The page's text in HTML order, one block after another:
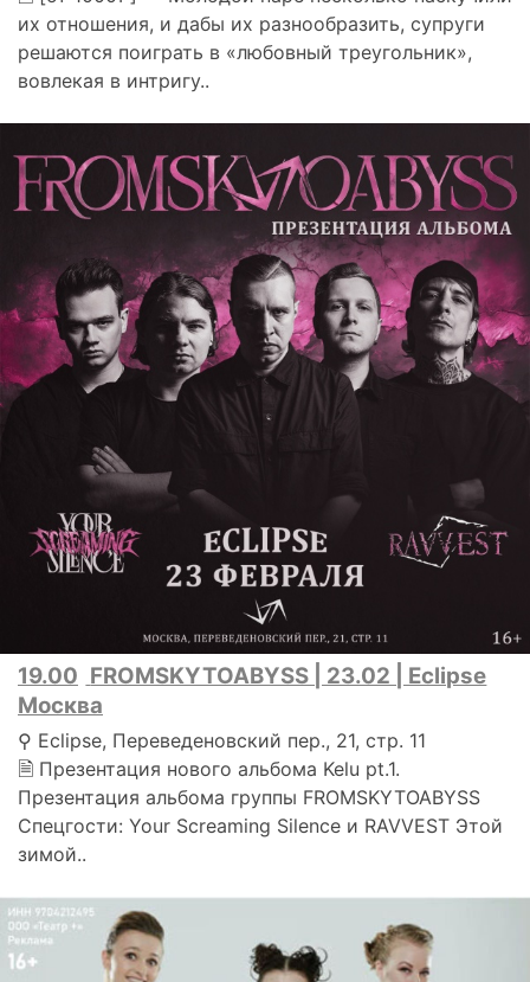
их отношения, и дабы их разнообразить, супруги
решаются поиграть в «любовный треугольник»,
вовлекая в интригу..
19.00 FROMSKYTOABYSS | 23.02 | Eclipse
Москва
⚲ Eclipse, Переведеновский пер., 21, стр. 11
🗎 Презентация нового альбома Kelu pt.1.
Презентация альбома группы FROMSKYTOABYSS
Спецгости: Your Screaming Silence и RAVVEST Этой
зимой..